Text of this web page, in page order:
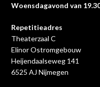
Woensdagavond van
Repetitieadres
Theaterzaal C
Elinor Ostromgebouw
Heijendaalseweg 141
6525 AJ Nijmegen